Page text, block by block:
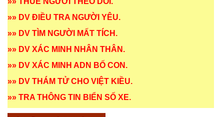
»» DV ĐIỀU TRA NGƯỜI YÊU.
»» DV TÌM NGƯỜI MẤT TÍCH .
»» DV XÁC MINH NHÂN THÂN .
»» DV XÁC MINH ADN BỐ CON .
»» DV THÁM TỬ CHO VIỆT KIỀU.
»» TRA THÔNG TIN BIỂN SỐ XE.